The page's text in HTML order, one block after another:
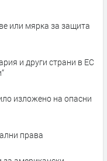
или мярка за защита
и други страни в ЕС
изложено на опасни
права